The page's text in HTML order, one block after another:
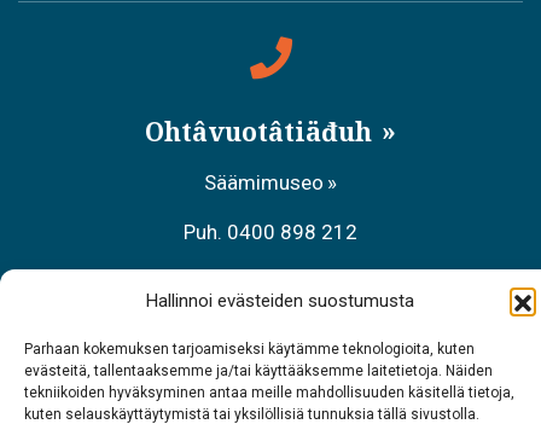
Hallinnoi evästeiden suostumusta
Parhaan kokemuksen tarjoamiseksi käytämme teknologioita, kuten
evästeitä, tallentaaksemme ja/tai käyttääksemme laitetietoja. Näiden
tekniikoiden hyväksyminen antaa meille mahdollisuuden käsitellä tietoja,
kuten selauskäyttäytymistä tai yksilöllisiä tunnuksia tällä sivustolla.
Ohtâvuotâtiäđuh
Säämimuseo
Puh. 0400 898 212
Raavâdviäsu Sarrit